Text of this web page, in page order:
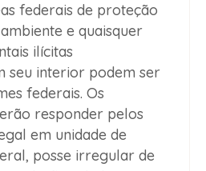
federais de proteção
e quaisquer
ilícitas
seu interior podem ser
federais. Os
responder pelos
em unidade de
posse irregular de